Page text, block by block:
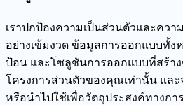
เราปกป้องความเป็นส่วนตัวและคว
อย่างเข้มงวด ข้อมูลการออกแบบทั้
ป้อน และโซลูชันการออกแบบที่สร้าง
โครงการส่วนตัวของคุณเท่านั้น และ
หรือนำไปใช้เพื่อวัตถุประสงค์ทางกา